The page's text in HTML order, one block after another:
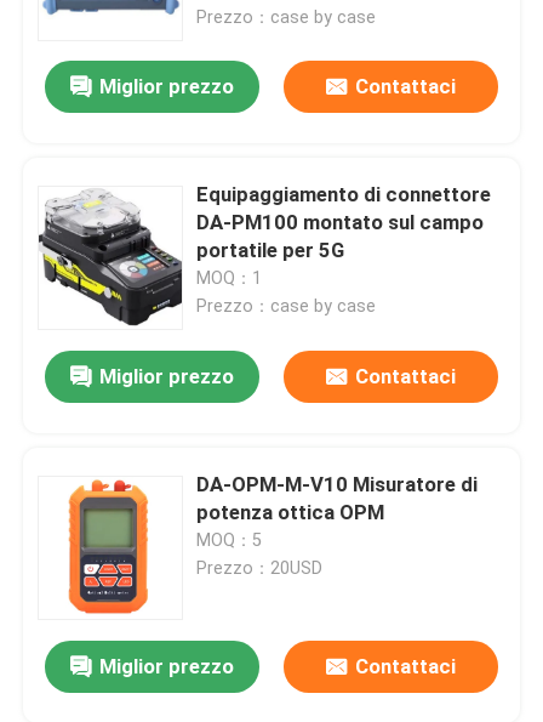
Prezzo：case by case
Miglior prezzo Contattaci
Equipaggiamento di connettore
DA-PM100 montato sul campo
portatile per 5G
MOQ：1
Prezzo：case by case
Miglior prezzo Contattaci
DA-OPM-M-V10 Misuratore di
potenza ottica OPM
MOQ：5
Prezzo：20USD
Miglior prezzo Contattaci